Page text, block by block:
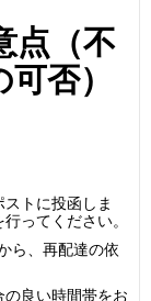
点（不
否）
トに投函しま
ってください。
ら、再配達の依
良い時間帯をお